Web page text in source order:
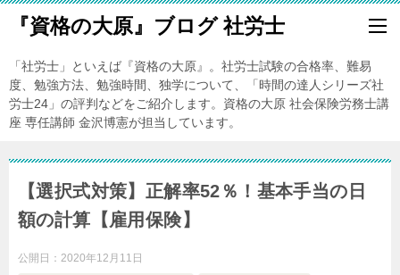
『資格の大原』ブログ 社労士
「社労士」といえば『資格の大原』。社労士試験の合格率、難易
度、勉強方法、勉強時間、独学について、「時間の達人シリーズ社
労士24」の評判などをご紹介します。資格の大原 社会保険労務士講
座 専任講師 金沢博憲が担当しています。
【選択式対策】正解率52％！基本手当の日
額の計算【雇用保険】
公開日： 2020年12月11日